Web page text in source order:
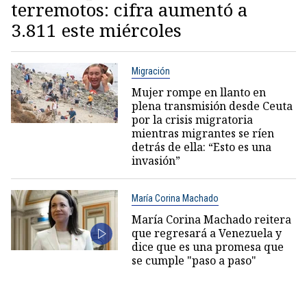
terremotos: cifra aumentó a
3.811 este miércoles
Migración
Mujer rompe en llanto en
plena transmisión desde Ceuta
por la crisis migratoria
mientras migrantes se ríen
detrás de ella: “Esto es una
invasión”
María Corina Machado
María Corina Machado reitera
que regresará a Venezuela y
dice que es una promesa que
se cumple "paso a paso"